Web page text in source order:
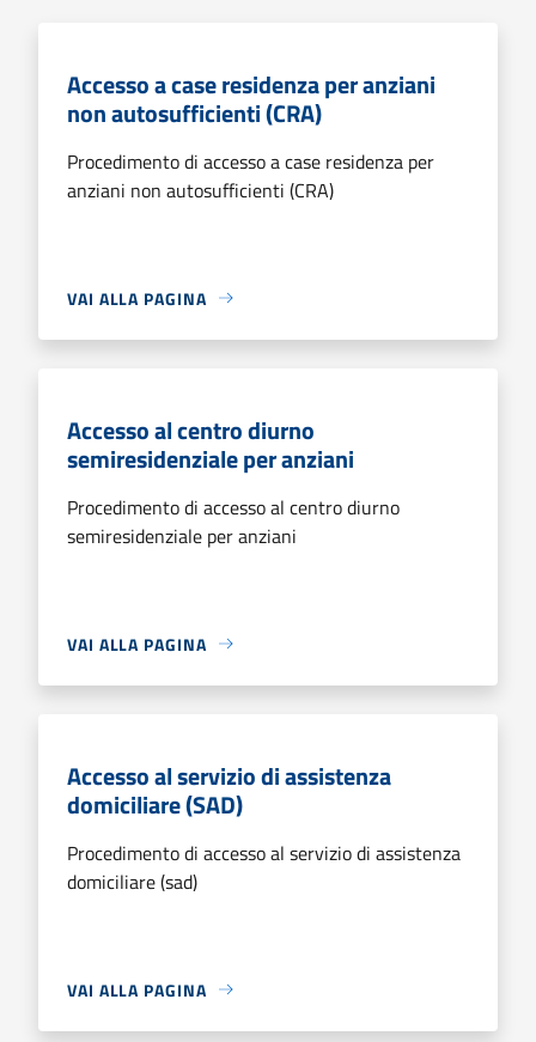
Accesso a case residenza per anziani
non autosufficienti (CRA)
Procedimento di accesso a case residenza per
anziani non autosufficienti (CRA)
VAI ALLA PAGINA
Accesso al centro diurno
semiresidenziale per anziani
Procedimento di accesso al centro diurno
semiresidenziale per anziani
VAI ALLA PAGINA
Accesso al servizio di assistenza
domiciliare (SAD)
Procedimento di accesso al servizio di assistenza
domiciliare (sad)
VAI ALLA PAGINA